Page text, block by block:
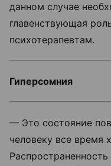
данном случае
главенствующая
психотерапевтам.
Гиперсомния
— Это состояние
человеку все время